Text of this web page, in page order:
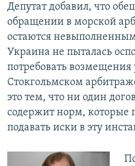
Депутат добавил, что
обращении в морской
остаются
Украина не пыталась
потребовать возмещения
Стокгольмском
это тем, что ни один
содержит норм, которые
подавать иски в эту